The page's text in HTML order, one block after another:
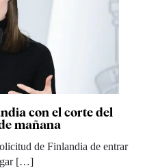
con el corte del
mañana
de Finlandia de entrar
[…]